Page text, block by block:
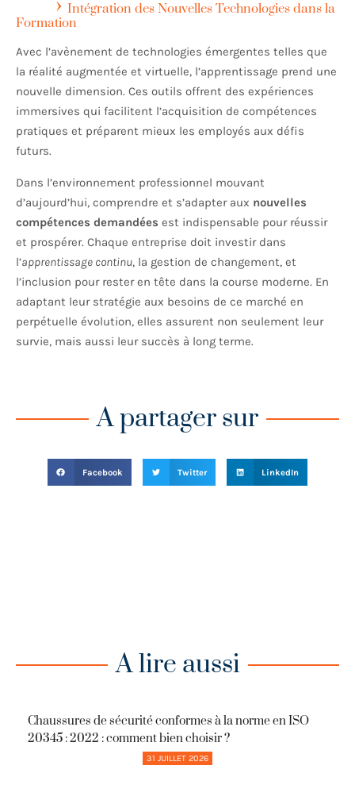
Intégration des Nouvelles Technologies dans la
Formation
Avec l’avènement de technologies émergentes telles que
la réalité augmentée et virtuelle, l’apprentissage prend une
nouvelle dimension. Ces outils offrent des expériences
immersives qui facilitent l’acquisition de compétences
pratiques et préparent mieux les employés aux défis
futurs.
Dans l’environnement professionnel mouvant
d’aujourd’hui, comprendre et s’adapter aux nouvelles
compétences demandées est indispensable pour réussir
et prospérer. Chaque entreprise doit investir dans
l’apprentissage continu, la gestion de changement, et
l’inclusion pour rester en tête dans la course moderne. En
adaptant leur stratégie aux besoins de ce marché en
perpétuelle évolution, elles assurent non seulement leur
survie, mais aussi leur succès à long terme.
A partager sur
Facebook Twitter LinkedIn
A lire aussi
Chaussures de sécurité conformes à la norme en ISO
20345 : 2022 : comment bien choisir ?
31 JUILLET 2026